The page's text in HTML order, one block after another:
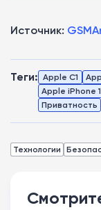
Источник:
Теги: Apple C1
Apple iPhone
Приватность
Технологии